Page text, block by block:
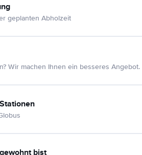
geplanten Abholzeit
Wir machen Ihnen ein besseres Angebot.
bist